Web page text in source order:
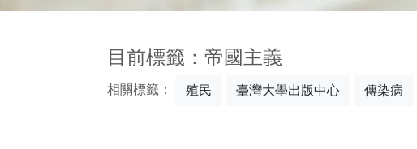
目前標籤：帝國主義
相關標籤： 殖民 臺灣大學出版中心 傳染病